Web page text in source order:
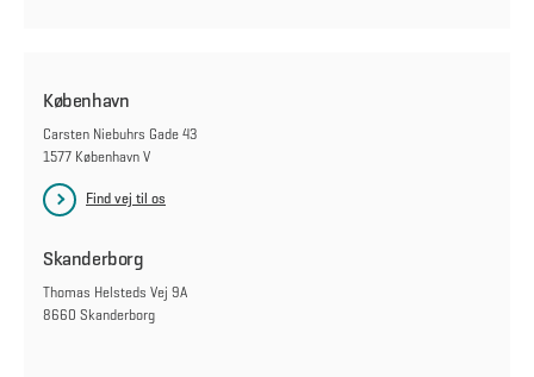
København
Carsten Niebuhrs Gade 43
1577 København V
Find vej til os
Skanderborg
Thomas Helsteds Vej 9A
8660 Skanderborg